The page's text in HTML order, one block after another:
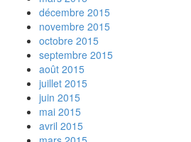
décembre 2015
novembre 2015
octobre 2015
septembre 2015
août 2015
juillet 2015
juin 2015
mai 2015
avril 2015